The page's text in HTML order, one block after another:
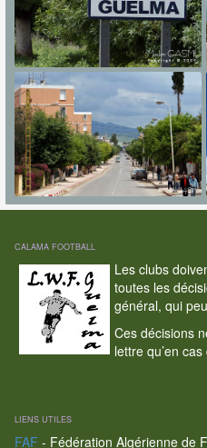
CALAMA FOOTBALL
Les clubs
toutes les
général, qui
Ces décisions
lettre qu’en
LIENS UTILES
FAF - Fédération Algérienne de